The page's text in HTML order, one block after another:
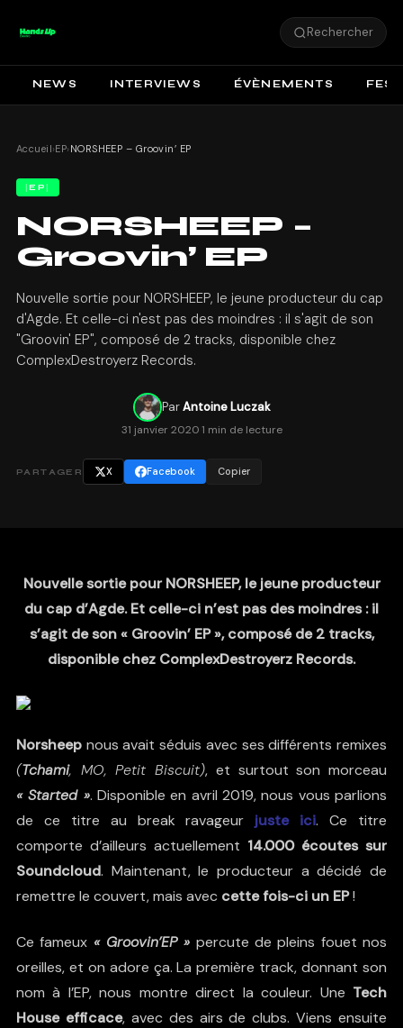
Rechercher
NEWS INTERVIEWS ÉVÈNEMENTS
Accueil›EP› NORSHEEP – Groovin’ EP
EP
NORSHEEP –
Groovin’ EP
Nouvelle sortie pour NORSHEEP, le jeune producteur du cap
d'Agde. Et celle-ci n'est pas des moindres : il s'agit de son
"Groovin' EP", composé de 2 tracks, disponible chez
ComplexDestroyerz Records.
ParAntoine Luczak
31 janvier 20201 min de lecture
PARTAGER X Facebook Copier
Nouvelle sortie pour NORSHEEP, le jeune producteur
du cap d’Agde. Et celle-ci n’est pas des moindres : il
s’agit de son « Groovin’ EP », composé de 2 tracks,
disponible chez ComplexDestroyerz Records.
Norsheepnous avait séduis avec ses différents remixes
(Tchami, MO, Petit Biscuit), et surtout son morceau
« Started ». Disponible en avril 2019, nous vous parlions
de ce titre au break ravageur juste ici. Ce titre
comporte d’ailleurs actuellement 14.000 écoutes sur
Soundcloud. Maintenant, le producteur a décidé de
remettre le couvert, mais avec cette fois-ci un EP!
Ce fameux « Groovin’EP » percute de pleins fouet nos
oreilles, et on adore ça. La première track, donnant son
nom à l’EP, nous montre direct la couleur. Une Tech
House efficace, avec des airs de clubs. Viens ensuite